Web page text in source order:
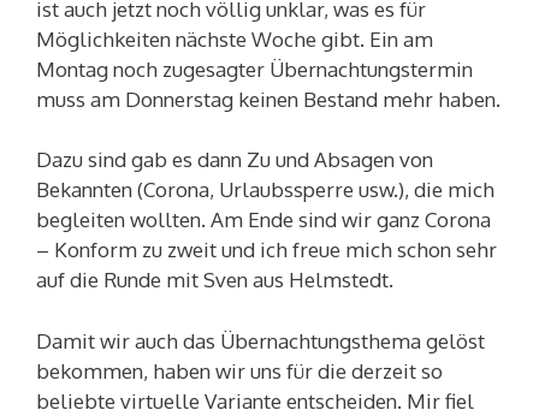
ist auch jetzt noch völlig unklar, was es für
Möglichkeiten nächste Woche gibt. Ein am
Montag noch zugesagter Übernachtungstermin
muss am Donnerstag keinen Bestand mehr haben.
Dazu sind gab es dann Zu und Absagen von
Bekannten (Corona, Urlaubssperre usw.), die mich
begleiten wollten. Am Ende sind wir ganz Corona
– Konform zu zweit und ich freue mich schon sehr
auf die Runde mit Sven aus Helmstedt.
Damit wir auch das Übernachtungsthema gelöst
bekommen, haben wir uns für die derzeit so
beliebte virtuelle Variante entscheiden. Mir fiel